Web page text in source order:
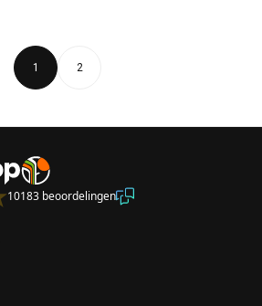
1 2
10183 beoordelingen